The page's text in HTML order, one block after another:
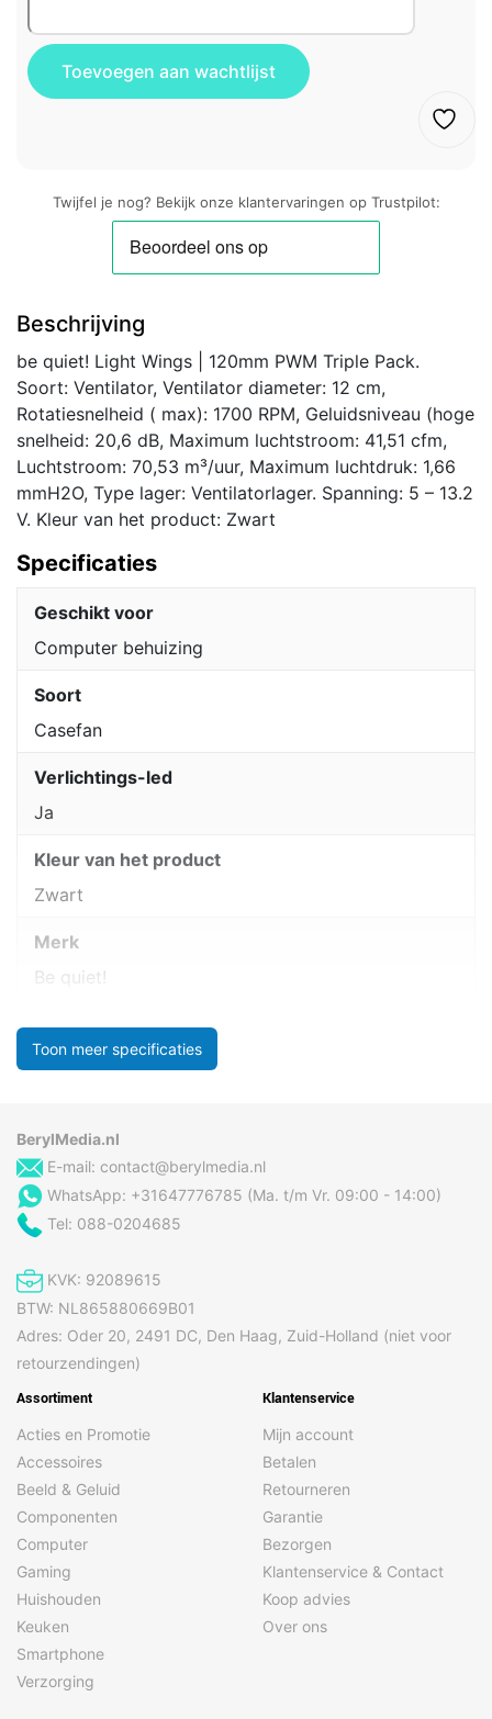
Twijfel je nog? Bekijk onze klantervaringen op Trustpilot:
Beschrijving
be quiet! Light Wings | 120mm PWM Triple Pack.
Soort: Ventilator, Ventilator diameter: 12 cm,
Rotatiesnelheid ( max): 1700 RPM, Geluidsniveau (hoge
snelheid: 20,6 dB, Maximum luchtstroom: 41,51 cfm,
Luchtstroom: 70,53 m³/uur, Maximum luchtdruk: 1,66
mmH2O, Type lager: Ventilatorlager. Spanning: 5 – 13.2
V. Kleur van het product: Zwart
Specificaties
Geschikt voor
Computer behuizing
Soort
Casefan
Verlichtings-led
Ja
Kleur van het product
Zwart
Merk
Be quiet!
Toon meer specificaties
BerylMedia.nl
E-mail: contact@berylmedia.nl
WhatsApp: +31647776785 (Ma. t/m Vr. 09:00 - 14:00)
Tel: 088-0204685
KVK: 92089615
BTW: NL865880669B01
Adres: Oder 20, 2491 DC, Den Haag, Zuid-Holland (niet voor
retourzendingen)
Assortiment
Acties en Promotie
Accessoires
Beeld & Geluid
Componenten
Computer
Gaming
Huishouden
Keuken
Smartphone
Verzorging
Klantenservice
Mijn account
Betalen
Retourneren
Garantie
Bezorgen
Klantenservice & Contact
Koop advies
Over ons